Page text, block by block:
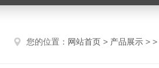
您的位置： 网站首页 > 产品展示 > >